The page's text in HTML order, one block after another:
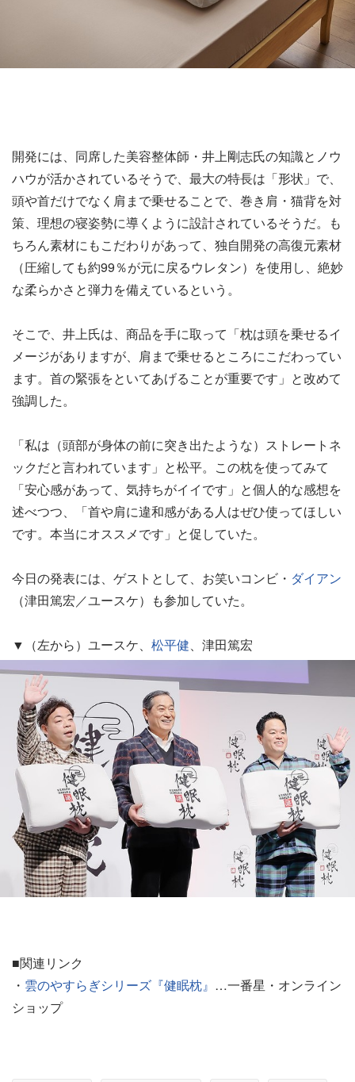
開発には、同席した美容整体師・井上剛志氏の知識とノウ
ハウが活かされているそうで、最大の特長は「形状」で、
頭や首だけでなく肩まで乗せることで、巻き肩・猫背を対
策、理想の寝姿勢に導くように設計されているそうだ。も
ちろん素材にもこだわりがあって、独自開発の高復元素材
（圧縮しても約99％が元に戻るウレタン）を使用し、絶妙
な柔らかさと弾力を備えているという。
そこで、井上氏は、商品を手に取って「枕は頭を乗せるイ
メージがありますが、肩まで乗せるところにこだわってい
ます。首の緊張をといてあげることが重要です」と改めて
強調した。
「私は（頭部が身体の前に突き出たような）ストレートネ
ックだと言われています」と松平。この枕を使ってみて
「安心感があって、気持ちがイイです」と個人的な感想を
述べつつ、「首や肩に違和感がある人はぜひ使ってほしい
です。本当にオススメです」と促していた。
今日の発表には、ゲストとして、お笑いコンビ・ ダイアン
（津田篤宏／ユースケ）も参加していた。
▼（左から）ユースケ、 松平健、津田篤宏
■関連リンク
・ 雲のやすらぎシリーズ『健眠枕』 …一番星・オンライン
ショップ